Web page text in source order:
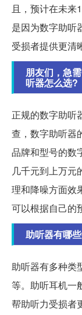
且，预计在未来
是因为数字助听
受损者提供更清
朋友们，急
听器怎么选?
正规的数字助听
查，数字助听器
品牌和型号的数
几千元到上万元
理和降噪方面效
可以根据自己的
助听器有哪
助听器有多种类
等。助听耳机一
帮助听力受损者